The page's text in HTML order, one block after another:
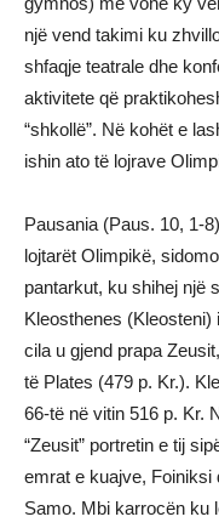
një vend takimi ku
shfaqje teatrale dhe
aktivitete që
“shkollë”. Në kohët e
ishin ato të lojrave
Pausania (Paus. 10, 1-
lojtarët Olimpikë,
pantarkut, ku shihej një
Kleosthenes (Kleosteni)
cila u gjend prapa
të Plates (479 p. Kr.).
66-të në vitin 516 p. Kr.
“Zeusit” portretin e tij
emrat e kuajve, Foiniksi
Samo. Mbi karrocën ku